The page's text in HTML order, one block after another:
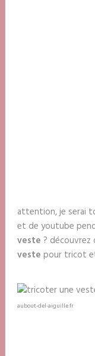
attention, je serai
et de youtube
veste ? découvrez
veste pour tricot
aubout-del-aiguille.fr